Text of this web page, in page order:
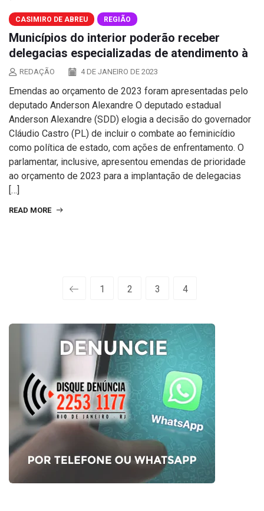
CASIMIRO DE ABREU REGIÃO
Municípios do interior poderão receber
delegacias especializadas de atendimento à
REDAÇÃO 4 DE JANEIRO DE 2023
Emendas ao orçamento de 2023 foram apresentadas pelo
deputado Anderson Alexandre O deputado estadual
Anderson Alexandre (SDD) elogia a decisão do governador
Cláudio Castro (PL) de incluir o combate ao feminicídio
como política de estado, com ações de enfrentamento. O
parlamentar, inclusive, apresentou emendas de prioridade
ao orçamento de 2023 para a implantação de delegacias
[…]
READ MORE
1 2 3 4